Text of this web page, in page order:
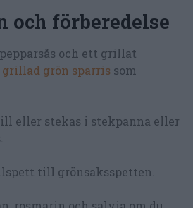
och förberedelse
och ett grillat
grillad grön sparris som
eller stekas i stekpanna eller
till grönsaksspetten.